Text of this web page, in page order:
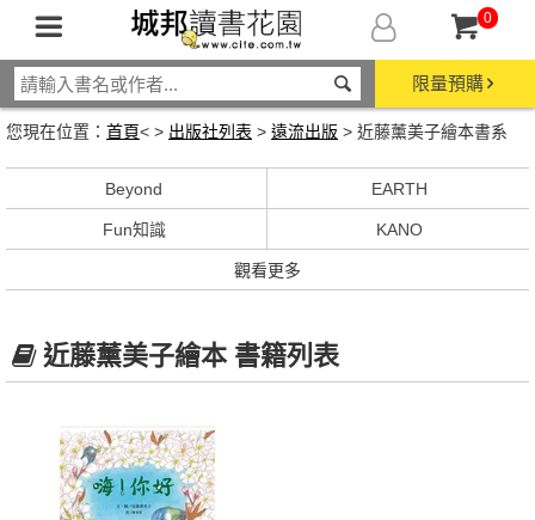
0
限量預購
您現在位置： 首頁< > 出版社列表 > 遠流出版 > 近藤薰美子繪本書系
Beyond EARTH
Fun知識 KANO
觀看更多
近藤薰美子繪本 書籍列表